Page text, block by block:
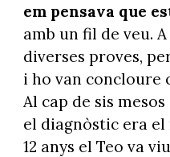
em pensava que
amb un fil de veu.
diverses proves,
i ho van concloure
Al cap de sis
el diagnòstic era el
12 anys el Teo va